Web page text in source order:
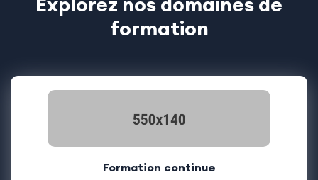
formation
Formation continue